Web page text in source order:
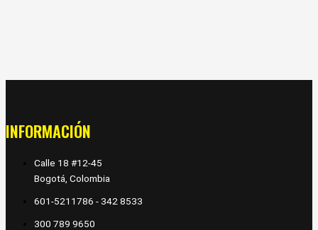
INFORMACIÓN
Calle 18 #12-45
Bogotá, Colombia
601-5211786 - 342 8533
300 789 9650